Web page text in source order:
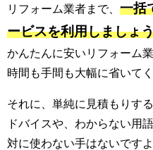
リフォーム業者まで、 一括
ービスを利用しましょ
かんたんに安いリフォーム
時間も手間も大幅に省いてく
それに、単純に見積もりす
ドバイスや、わからない用
対に使わない手はないですよ